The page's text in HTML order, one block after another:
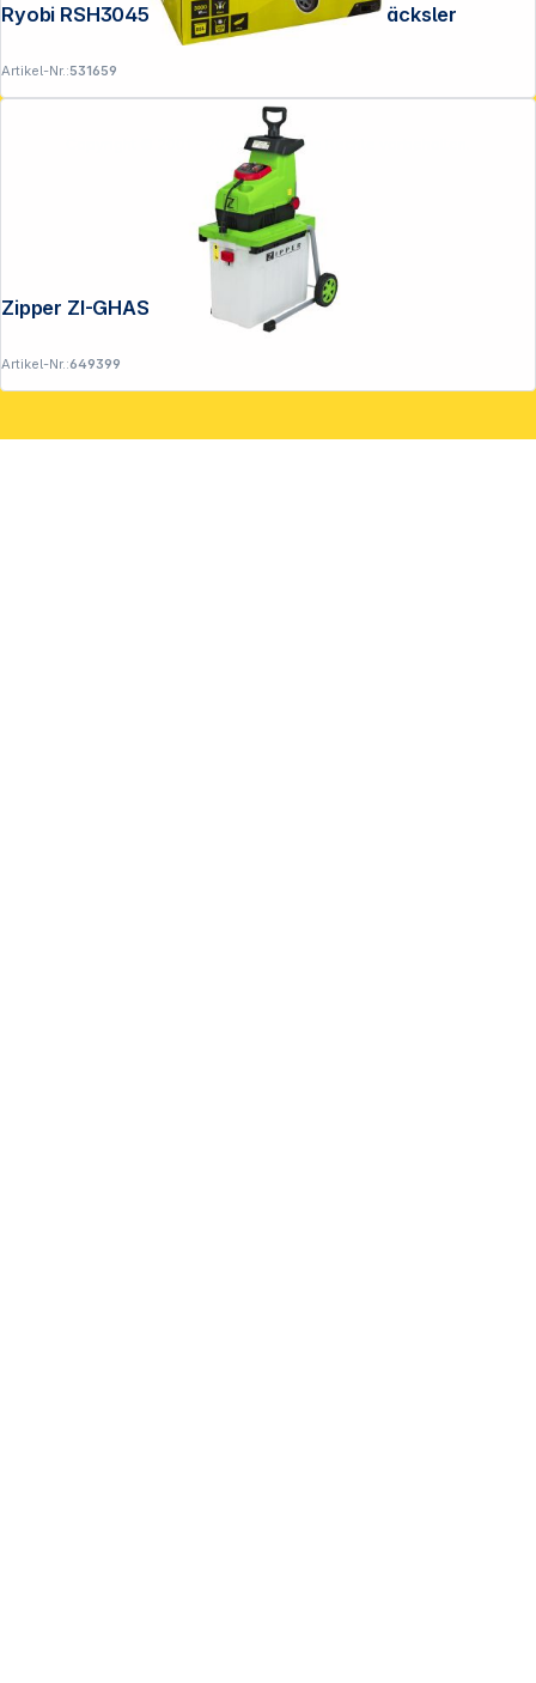
Ryobi RSH3045U 3000 W Elektro-Leisehäcksler
Artikel-Nr.:531659
Zipper ZI-GHAS2800 Gartenhäcksler
Artikel-Nr.:649399
Copyright © 2001 - 2026 DGH - Alle Rechte vorbehalten.